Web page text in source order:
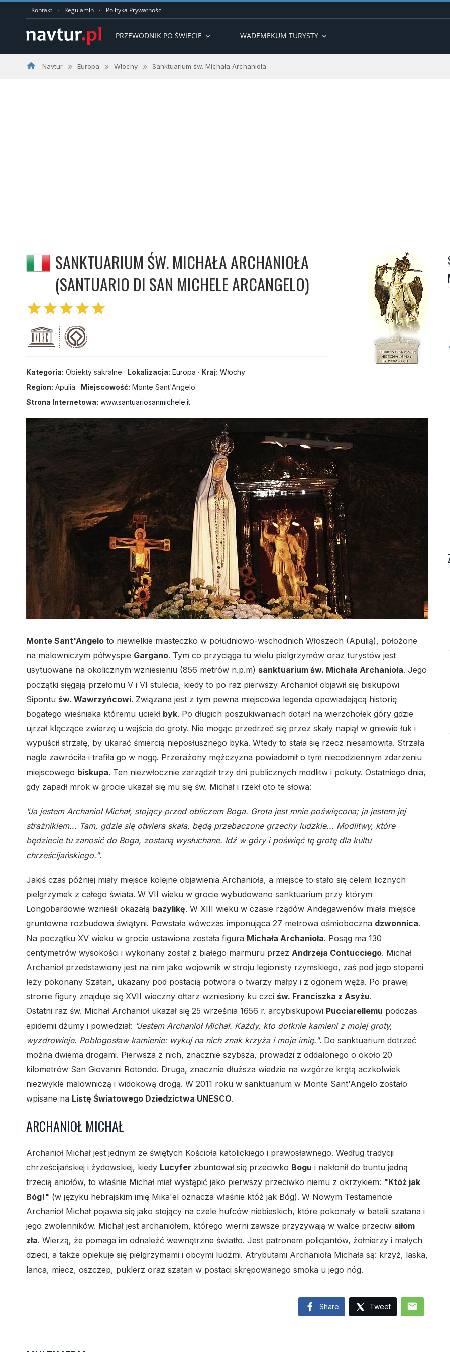
Kontakt · Regulamin · Polityka Prywatności
PRZEWODNIK PO ŚWIECIE expand_more WADEMEKUM TURYSTY expand_more
home Navtur » Europa » Włochy » Sanktuarium św. Michała Archanioła
SANKTUARIUM ŚW. MICHAŁA ARCHANIOŁA
(SANTUARIO DI SAN MICHELE ARCANGELO)
starstarstarstarstar
Kategoria: Obiekty sakralne · Lokalizacja: Europa · Kraj: Włochy
Region: Apulia · Miejscowość: Monte Sant'Angelo
Strona Internetowa: www.santuariosanmichele.it
Monte Sant'Angelo to niewielkie miasteczko w południowo-wschodnich Włoszech (Apulią), położone
na malowniczym półwyspie Gargano. Tym co przyciąga tu wielu pielgrzymów oraz turystów jest
usytuowane na okolicznym wzniesieniu (856 metrów n.p.m) sanktuarium św. Michała Archanioła. Jego
początki sięgają przełomu V i VI stulecia, kiedy to po raz pierwszy Archanioł objawił się biskupowi
Sipontu św. Wawrzyńcowi. Związana jest z tym pewna miejscowa legenda opowiadającą historię
bogatego wieśniaka któremu uciekł byk. Po długich poszukiwaniach dotarł na wierzchołek góry gdzie
ujrzał klęczące zwierzę u wejścia do groty. Nie mogąc przedrzeć się przez skały napiął w gniewie łuk i
wypuścił strzałę, by ukarać śmiercią nieposłusznego byka. Wtedy to stała się rzecz niesamowita. Strzała
nagle zawróciła i trafiła go w nogę. Przerażony mężczyzna powiadomił o tym niecodziennym zdarzeniu
miejscowego biskupa. Ten niezwłocznie zarządził trzy dni publicznych modlitw i pokuty. Ostatniego dnia,
gdy zapadł mrok w grocie ukazał się mu się św. Michał i rzekł oto te słowa:
"Ja jestem Archanioł Michał, stojący przed obliczem Boga. Grota jest mnie poświęcona; ja jestem jej
strażnikiem... Tam, gdzie się otwiera skała, będą przebaczone grzechy ludzkie... Modlitwy, które
będziecie tu zanosić do Boga, zostaną wysłuchane. Idź w góry i poświęć tę grotę dla kultu
chrześcijańskiego.".
Jakiś czas później miały miejsce kolejne objawienia Archanioła, a miejsce to stało się celem licznych
pielgrzymek z całego świata. W VII wieku w grocie wybudowano sanktuarium przy którym
Longobardowie wznieśli okazałą bazylikę. W XIII wieku w czasie rządów Andegawenów miała miejsce
gruntowna rozbudowa świątyni. Powstała wówczas imponująca 27 metrowa ośmioboczna dzwonnica.
Na początku XV wieku w grocie ustawiona została figura Michała Archanioła. Posąg ma 130
centymetrów wysokości i wykonany został z białego marmuru przez Andrzeja Contucciego. Michał
Archanioł przedstawiony jest na nim jako wojownik w stroju legionisty rzymskiego, zaś pod jego stopami
leży pokonany Szatan, ukazany pod postacią potwora o twarzy małpy i z ogonem węża. Po prawej
stronie figury znajduje się XVII wieczny ołtarz wzniesiony ku czci św. Franciszka z Asyżu.
Ostatni raz św. Michał Archanioł ukazał się 25 września 1656 r. arcybiskupowi Pucciarellemu podczas
epidemii dżumy i powiedział: "Jestem Archanioł Michał. Każdy, kto dotknie kamieni z mojej groty,
wyzdrowieje. Pobłogosław kamienie: wykuj na nich znak krzyża i moje imię.". Do sanktuarium dotrzeć
można dwiema drogami. Pierwsza z nich, znacznie szybsza, prowadzi z oddalonego o około 20
kilometrów San Giovanni Rotondo. Druga, znacznie dłuższa wiedzie na wzgórze krętą aczkolwiek
niezwykle malowniczą i widokową drogą. W 2011 roku w sanktuarium w Monte Sant'Angelo zostało
wpisane na Listę Światowego Dziedzictwa UNESCO.
ARCHANIOŁ MICHAŁ
Archanioł Michał jest jednym ze świętych Kościoła katolickiego i prawosławnego. Według tradycji
chrześcijańskiej i żydowskiej, kiedy Lucyfer zbuntował się przeciwko Bogu i nakłonił do buntu jedną
trzecią aniołów, to właśnie Michał miał wystąpić jako pierwszy przeciwko niemu z okrzykiem: "Któż jak
Bóg!" (w języku hebrajskim imię Mika'el oznacza właśnie któż jak Bóg). W Nowym Testamencie
Archanioł Michał pojawia się jako stojący na czele hufców niebieskich, które pokonały w batalii szatana i
jego zwolenników. Michał jest archaniołem, którego wierni zawsze przyzywają w walce przeciw siłom
zła. Wierzą, że pomaga im odnaleźć wewnętrzne światło. Jest patronem policjantów, żołnierzy i małych
dzieci, a także opiekuje się pielgrzymami i obcymi ludźmi. Atrybutami Archanioła Michała są: krzyż, laska,
lanca, miecz, oszczep, puklerz oraz szatan w postaci skrępowanego smoka u jego nóg.
Share Tweet mail